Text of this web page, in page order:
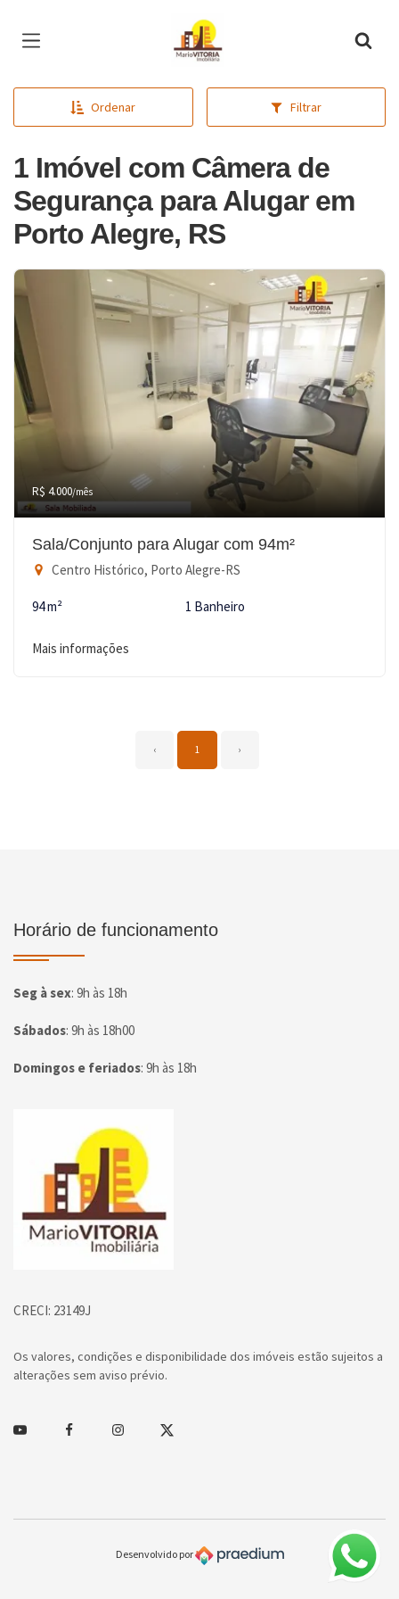
Página inicial
Ordenar Filtrar
1 Imóvel com Câmera de
Segurança para Alugar em
Porto Alegre, RS
R$ 4.000/mês
Sala/Conjunto para Alugar com 94m²
Centro Histórico, Porto Alegre-RS
94 m² 1 Banheiro
Mais informações
‹ 1 ›
Horário de funcionamento
Seg à sex: 9h às 18h
Sábados: 9h às 18h00
Domingos e feriados: 9h às 18h
Página inicial
CRECI: 23149J
Os valores, condições e disponibilidade dos imóveis estão sujeitos a
alterações sem aviso prévio.
Youtube FacebookInstagramTwitter
Desenvolvido por